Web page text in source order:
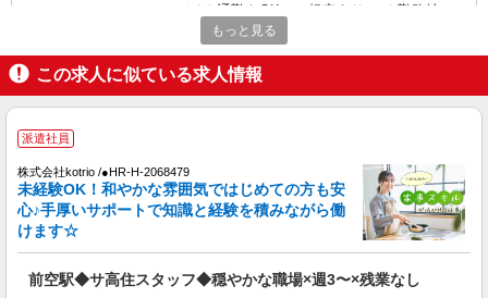
ー・バイク通勤もOK！（規定あり） ★勤務地は
3000ヶ所以上★ 自宅から通いやすいエリアなど、
お好きな勤務地をお選び下さい！！
キープ 詳細を見る
アルバイト パート 派遣社員 紹介予定派遣
日研トータルソーシング株式会社 メディカルケア事業部/広島オフィ
ス
未経験・無資格OKの介護スタッフ
時給1,400円〜1,600円 ★週払いOK（規定あ
り） ※給与幅は経験・能力による
広島県廿日市市 【最寄駅】広電廿日市駅 ★マ
イカー・バイク通勤もOK！（規定あり） ★勤務
地は3000ヶ所以上★ 自宅から通いやすいエリアな
もっと見る
この求人に似ている求人情報
派遣社員
株式会社kotrio /●HR-H-2068479
未経験OK！和やかな雰囲気ではじめての方も安
心♪手厚いサポートで知識と経験を積みながら働
けます☆
前空駅◆サ高住スタッフ◆穏やかな職場×週3〜×残業なし